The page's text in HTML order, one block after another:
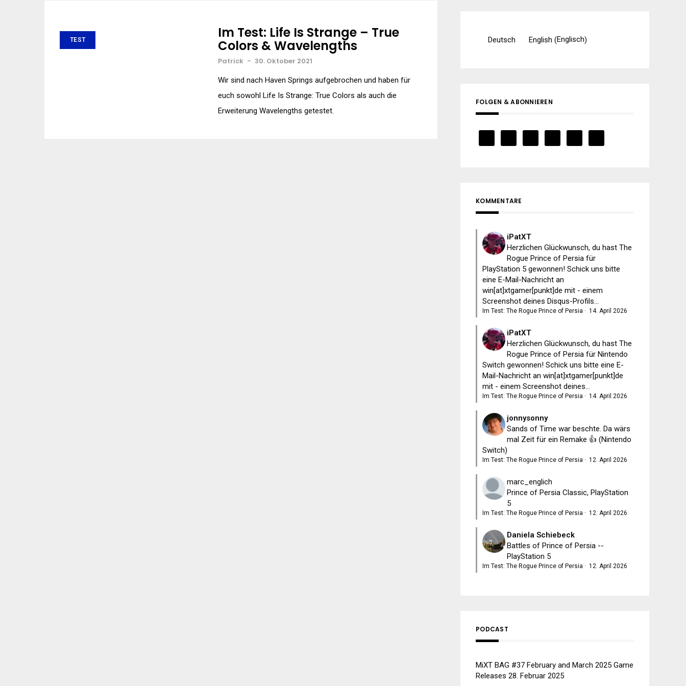
TEST Im Test: Life Is Strange – True
Colors & Wavelengths
Patrick - 30. Oktober 2021
Wir sind nach Haven Springs aufgebrochen und haben für
euch sowohl Life Is Strange: True Colors als auch die
Erweiterung Wavelengths getestet.
Deutsch English (Englisch)
FOLGEN & ABONNIEREN
KOMMENTARE
iPatXT
Herzlichen Glückwunsch, du hast The
Rogue Prince of Persia für
PlayStation 5 gewonnen! Schick uns bitte
eine E-Mail-Nachricht an
win[at]xtgamer[punkt]de mit - einem
Screenshot deines Disqus-Profils...
Im Test: The Rogue Prince of Persia · 14. April 2026
iPatXT
Herzlichen Glückwunsch, du hast The
Rogue Prince of Persia für Nintendo
Switch gewonnen! Schick uns bitte eine E-
Mail-Nachricht an win[at]xtgamer[punkt]de
mit - einem Screenshot deines...
Im Test: The Rogue Prince of Persia · 14. April 2026
jonnysonny
Sands of Time war beschte. Da wärs
mal Zeit für ein Remake 👍 (Nintendo
Switch)
Im Test: The Rogue Prince of Persia · 12. April 2026
marc_englich
Prince of Persia Classic, PlayStation
5
Im Test: The Rogue Prince of Persia · 12. April 2026
Daniela Schiebeck
Battles of Prince of Persia --
PlayStation 5
Im Test: The Rogue Prince of Persia · 12. April 2026
PODCAST
MiXT BAG #37 February and March 2025 Game
Releases 28. Februar 2025